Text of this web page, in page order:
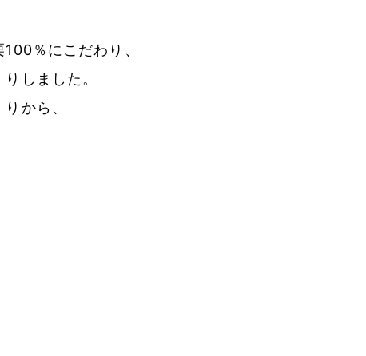
％にこだわり、
しました。
から、